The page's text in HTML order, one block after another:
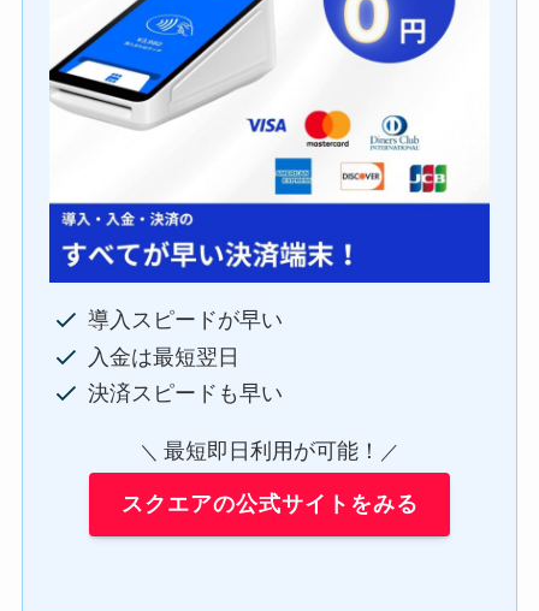
導入スピードが早い
入金は最短翌日
決済スピードも早い
＼ 最短即日利用が可能！ ／
スクエアの公式サイトをみる